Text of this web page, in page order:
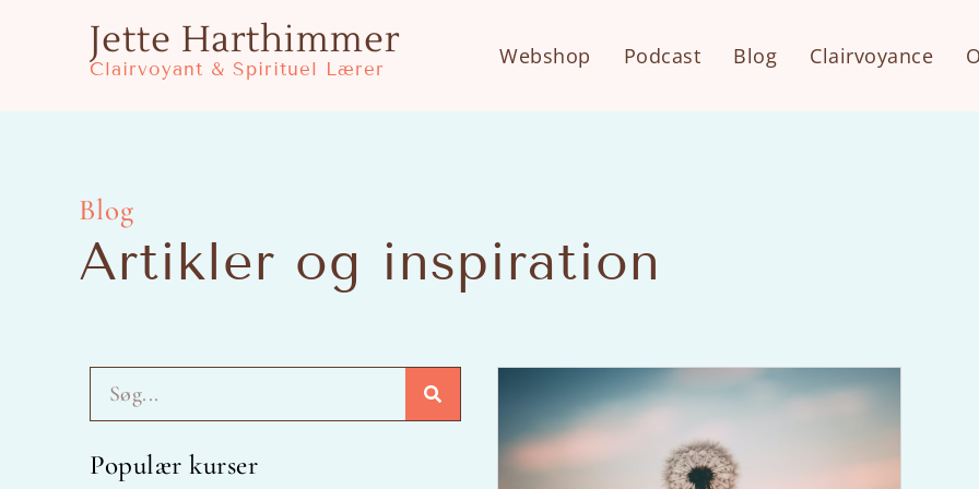
Jette Harthimmer
Clairvoyant & Spirituel Lærer
Webshop Podcast Blog Clairvoyance
Blog
Artikler og inspiration
Populær kurser